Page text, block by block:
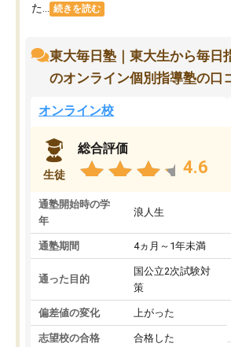
た...
続きを読む
東大毎日塾｜東大生から毎日
のオンライン個別指導塾の口
オンライン校
生徒
総合評価
4.6
通塾開始時の学
年
浪人生
通塾期間 4ヵ月～1年未満
通った目的
国公立2次試験対
策
偏差値の変化 上がった
志望校の合格 合格した